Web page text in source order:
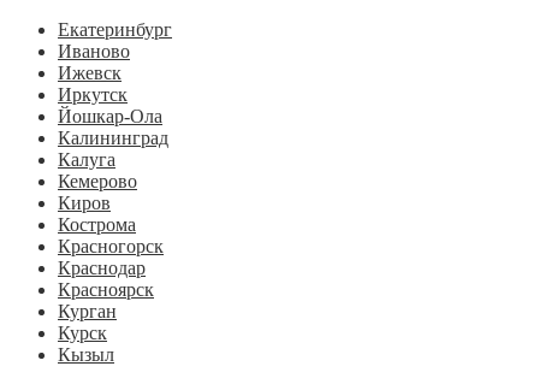
Екатеринбург
Иваново
Ижевск
Иркутск
Йошкар-Ола
Калининград
Калуга
Кемерово
Киров
Кострома
Красногорск
Краснодар
Красноярск
Курган
Курск
Кызыл